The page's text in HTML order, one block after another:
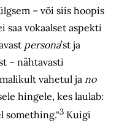
– või siis hoopis
vokaalset aspekti
persona’st ja
– nähtavasti
vahetul ja no
hingele, kes laulab:
something.“3 Kuigi